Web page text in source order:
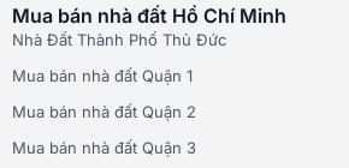
Mua bán nhà đất Hồ Chí Minh
Nhà Đất Thành Phố Thủ Đức
Mua bán nhà đất Quận 1
Mua bán nhà đất Quận 2
Mua bán nhà đất Quận 3